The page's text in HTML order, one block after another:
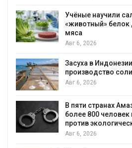
Учёные научили салат
«животный» белок для
мяса
Авг 6, 2026
Засуха в Индонезии
производство соли почти в
Авг 6, 2026
В пяти странах Амазонии
более 800 человек в ходе
против экологических
Авг 6, 2026